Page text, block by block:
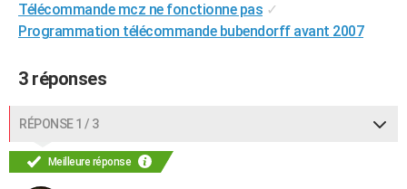
Bricolage
Lifestyle
Culture
Sport
Auto
Television
Voyage
Cinema
Télécommande mcz ne fonctionne pas ✓
Programmation télécommande bubendorff avant 2007
3 réponses
RÉPONSE 1 / 3
Meilleure réponse